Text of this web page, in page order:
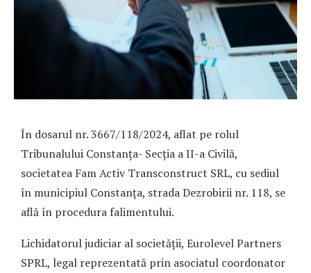
În dosarul nr. 3667/118/2024, aflat pe rolul
Tribunalului Constanța- Secția a II-a Civilă,
societatea Fam Activ Transconstruct SRL, cu sediul
în municipiul Constanța, strada Dezrobirii nr. 118, se
află în procedura falimentului.
Lichidatorul judiciar al societății, Eurolevel Partners
SPRL, legal reprezentată prin asociatul coordonator